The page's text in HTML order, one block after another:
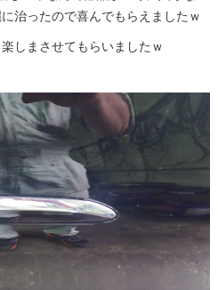
治ったので喜んでもらえましたｗ
しまさせてもらいましたｗ